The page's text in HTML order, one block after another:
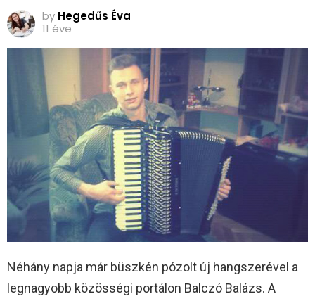
by Hegedűs Éva
11 éve
Néhány napja már büszkén pózolt új hangszerével a
legnagyobb közösségi portálon Balczó Balázs. A